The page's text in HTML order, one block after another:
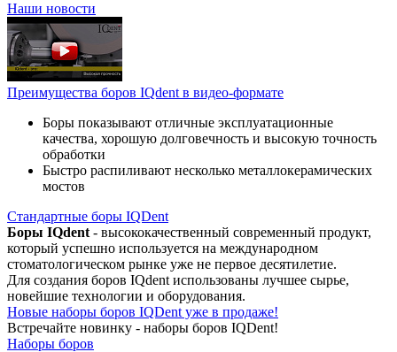
Наши новости
Преимущества боров IQdent в видео-формате
Боры показывают отличные эксплуатационные
качества, хорошую долговечность и высокую точность
обработки
Быстро распиливают несколько металлокерамических
мостов
Стандартные боры IQDent
Боры IQdent - высококачественный современный продукт,
который успешно используется на международном
стоматологическом рынке уже не первое десятилетие.
Для создания боров IQdent использованы лучшее сырье,
новейшие технологии и оборудования.
Новые наборы боров IQDent уже в продаже!
Встречайте новинку - наборы боров IQDent!
Наборы боров